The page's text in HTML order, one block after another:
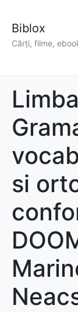
Biblox
Cărți, filme,
si